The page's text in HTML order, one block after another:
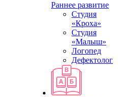
Раннее развитие
Студия
«Кроха»
Студия
«Малыш»
Логопед
Дефектолог